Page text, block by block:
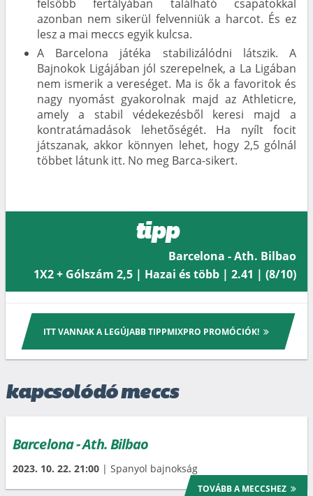
felsőbb fertályában található csapatokkal
azonban nem sikerül felvenniük a harcot. És ez
lesz a mai meccs egyik kulcsa.
A Barcelona játéka stabilizálódni látszik. A
Bajnokok Ligájában jól szerepelnek, a La Ligában
nem ismerik a vereséget. Ma is ők a favoritok és
nagy nyomást gyakorolnak majd az Athleticre,
amely a stabil védekezésből keresi majd a
kontratámadások lehetőségét. Ha nyílt focit
játszanak, akkor könnyen lehet, hogy 2,5 gólnál
többet látunk itt. No meg Barca-sikert.
tipp
Barcelona - Ath. Bilbao
1X2 + Gólszám 2,5 | Hazai és több | 2.41 | (8/10)
ITT VANNAK A LEGÚJABB TIPPMIXPRO PROMÓCIÓK!
kapcsolódó meccs
Barcelona - Ath. Bilbao
2023. 10. 22. 21:00 | Spanyol bajnokság
TOVÁBB A MECCSHEZ